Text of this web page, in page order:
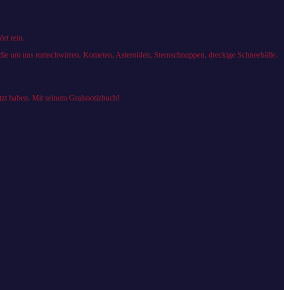
rein.
um uns rumschwirren. Kometen, Asteroiden, Sternschnuppen, dreckige Schneebälle.
haben. Mit seinem Gralsnotizbuch!